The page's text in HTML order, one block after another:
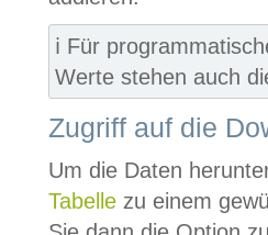
ℹ️ Für
Werte stehen auch
Zugriff auf die
Um die Daten
Tabelle zu einem